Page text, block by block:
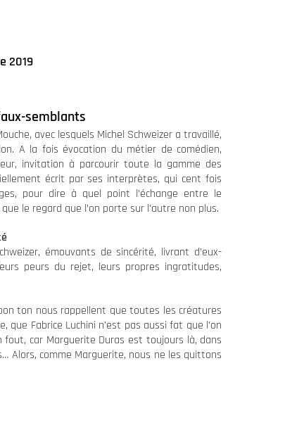
2019
semblants
avec lesquels Michel Schweizer a travaillé,
A la fois évocation du métier de comédien,
invitation à parcourir toute la gamme des
écrit par ses interprètes, qui cent fois
pour dire à quel point l’échange entre le
le regard que l’on porte sur l’autre non plus.
émouvants de sincérité, livrant d’eux-
peurs du rejet, leurs propres ingratitudes,
ton nous rappellent que toutes les créatures
Fabrice Luchini n’est pas aussi fat que l’on
car Marguerite Duras est toujours là, dans
Alors, comme Marguerite, nous ne les quittons